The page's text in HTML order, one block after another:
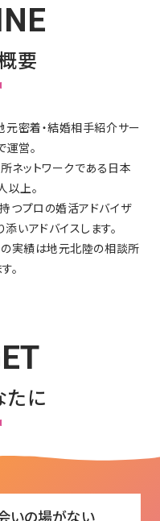
要
元密着・結婚相手紹介サー
運営。
ネットワークである日本
上。
つプロの婚活アドバイザ
いアドバイスします。
実績は地元北陸の相談所
。
たに
いの場がない